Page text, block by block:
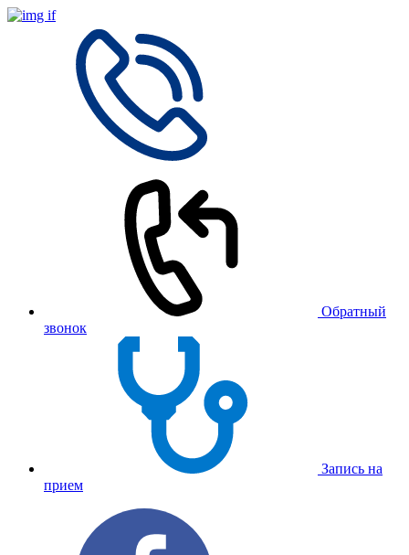
Обратный
звонок
Запись на
прием